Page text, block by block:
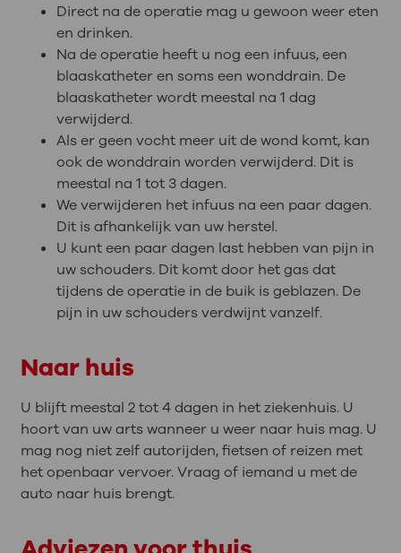
Direct na de operatie mag u gewoon weer eten
en drinken.
Na de operatie heeft u nog een infuus, een
blaaskatheter en soms een wonddrain. De
blaaskatheter wordt meestal na 1 dag
verwijderd.
Als er geen vocht meer uit de wond komt, kan
ook de wonddrain worden verwijderd. Dit is
meestal na 1 tot 3 dagen.
We verwijderen het infuus na een paar dagen.
Dit is afhankelijk van uw herstel.
U kunt een paar dagen last hebben van pijn in
uw schouders. Dit komt door het gas dat
tijdens de operatie in de buik is geblazen. De
pijn in uw schouders verdwijnt vanzelf.
Naar huis
U blijft meestal 2 tot 4 dagen in het ziekenhuis. U
hoort van uw arts wanneer u weer naar huis mag. U
mag nog niet zelf autorijden, fietsen of reizen met
het openbaar vervoer. Vraag of iemand u met de
auto naar huis brengt.